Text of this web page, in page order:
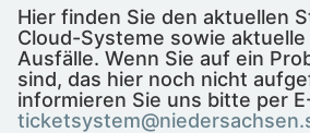
Hier finden Sie den aktuellen
Cloud-Systeme sowie
Ausfälle. Wenn Sie auf ein
sind, das hier noch nicht
informieren Sie uns bitte per